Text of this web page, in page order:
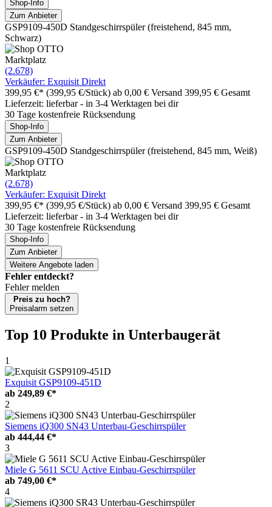
Shop-Info
Zum Anbieter
GSP9109-450D Standgeschirrspüler (freistehend, 845 mm,
Schwarz)
Marktplatz
(2.678)
Verkäufer: Exquisit Direkt
399,95 €* (399,95 €/Stück) ab 0,00 € Versand 399,95 € Gesamt
Lieferzeit: lieferbar - in 3-4 Werktagen bei dir
30 Tage kostenfreie Rücksendung
Shop-Info
Zum Anbieter
GSP9109-450D Standgeschirrspüler (freistehend, 845 mm, Weiß)
Marktplatz
(2.678)
Verkäufer: Exquisit Direkt
399,95 €* (399,95 €/Stück) ab 0,00 € Versand 399,95 € Gesamt
Lieferzeit: lieferbar - in 3-4 Werktagen bei dir
30 Tage kostenfreie Rücksendung
Shop-Info
Zum Anbieter
Weitere Angebote laden
Fehler entdeckt?
Fehler melden
Preis zu hoch?
Preisalarm setzen
Top 10 Produkte in Unterbaugerät
1
Exquisit GSP9109-451D
ab 249,89 €*
2
Siemens iQ300 SN43 Unterbau-Geschirrspüler
ab 444,44 €*
3
Miele G 5611 SCU Active Einbau-Geschirrspüler
ab 749,00 €*
4